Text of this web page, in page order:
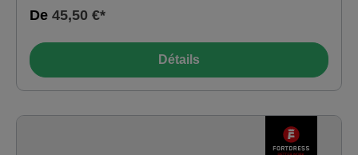
Napoléon avec fermeture à glissière à gauche · poches
avec rabat en velcro et bords-côtes supplémentaires · haut
du torse en jaune haute visibilité · bandes réfléchissantes
3M autour du torse et des manches. Matériau : 100 %
De 45,50 €*
Détails